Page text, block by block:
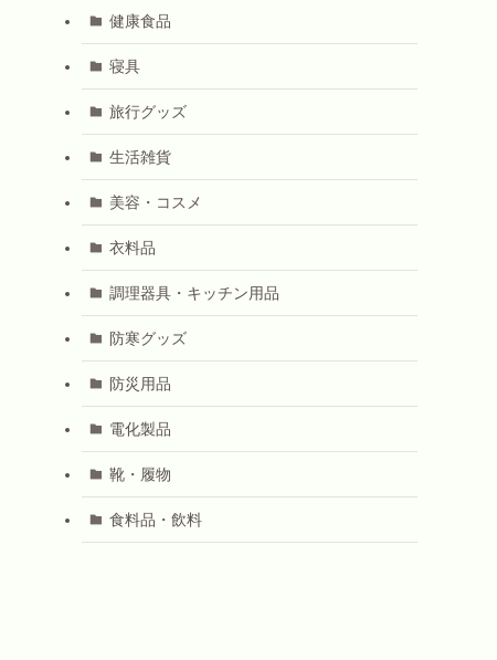
健康食品
寝具
旅行グッズ
生活雑貨
美容・コスメ
衣料品
調理器具・キッチン用品
防寒グッズ
防災用品
電化製品
靴・履物
食料品・飲料